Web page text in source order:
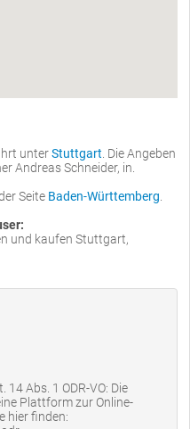
unterStuttgart . Die Angeben
Andreas Schneider, in.
Seite Baden-Württemberg
und kaufen Stuttgart,
Abs. 1 ODR-VO: Die
Plattform zur Online-
hier finden: